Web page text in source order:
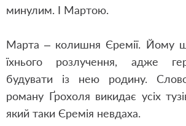
минулим. І Мартою.
Марта – колишня Єремії. Йому
їхнього розлучення, адже
будувати із нею родину.
роману Ґрохоля викидає усіх
який таки Єремія невдаха.